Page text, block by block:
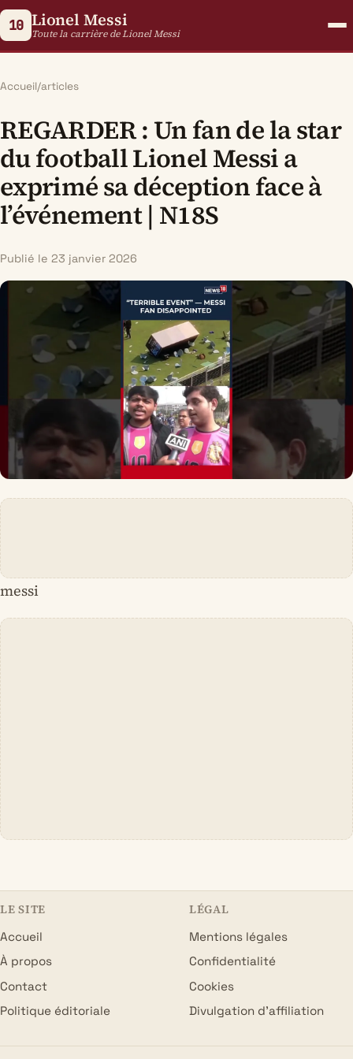
10 Lionel Messi
Toute la carrière de Lionel Messi
Accueil/articles
REGARDER : Un fan de la star
du football Lionel Messi a
exprimé sa déception face à
l’événement | N18S
Publié le 23 janvier 2026
messi
LE SITE
Accueil
À propos
Contact
Politique éditoriale
LÉGAL
Mentions légales
Confidentialité
Cookies
Divulgation d’affiliation